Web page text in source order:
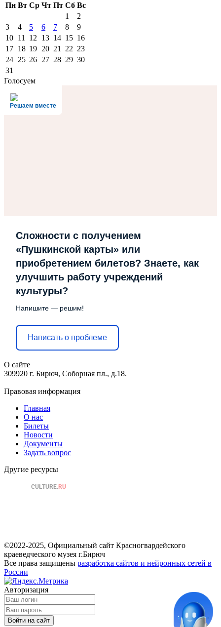
Пн Вт Ср Чт Пт Сб Вс
1
2
3
4 5 6 7 8
9
10 11 12 13 14 15 16
17 18 19 20 21 22 23
24 25 26 27 28 29 30
31
Голосуем
Решаем вместе
Сложности с получением
«Пушкинской карты» или
приобретением билетов? Знаете, как
улучшить работу учреждений
культуры?
Напишите — решим!
Написать о проблеме
О сайте
309920 г. Бирюч, Соборная пл., д.18.
Правовая информация
Главная
О нас
Билеты
Новости
Документы
Задать вопрос
Другие ресурсы
©2022-2025, Официальный сайт Красногвардейского
краеведческого музея г.Бирюч
Все права защищены разработка сайтов и нейронных сетей в
России
Авторизация
Войти на сайт